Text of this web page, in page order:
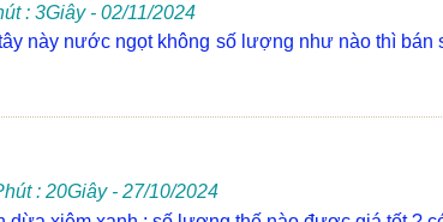
: 3Giây - 02/11/2024
này nước ngọt không số lượng như nào thì bán
: 20Giây - 27/10/2024